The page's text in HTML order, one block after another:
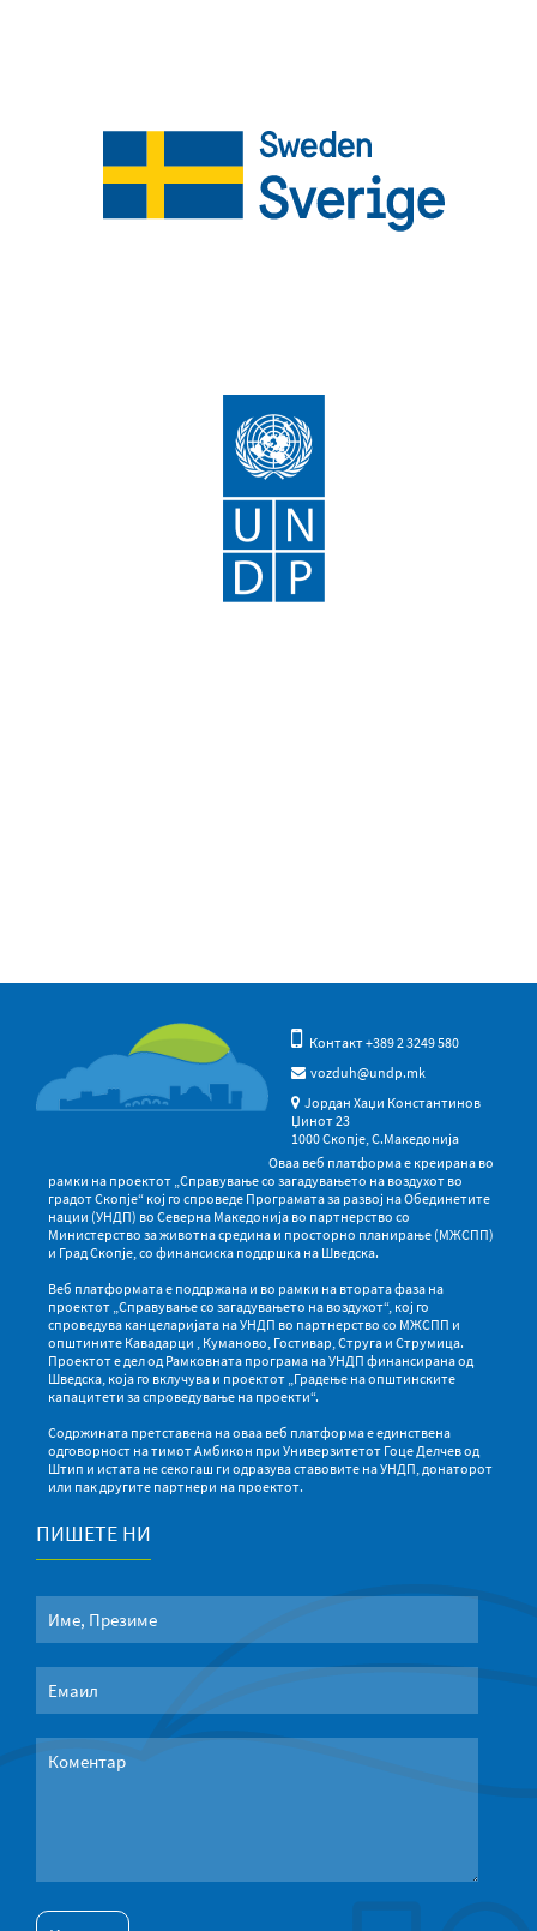
Контакт +389 2 3249 580
vozduh@undp.mk
Јордан Хаџи Константинов
Џинот 23
1000 Скопје, С.Македонија
Оваа веб платформа е креирана во
рамки на проектот „Справување со загадувањето на воздухот во
градот Скопје“ кој го спроведе Програмата за развој на Обединетите
нации (УНДП) во Северна Македонија во партнерство со
Министерство за животна средина и просторно планирање (МЖСПП)
и Град Скопје, со финансиска поддршка на Шведска.
Веб платформата е поддржана и во рамки на втората фаза на
проектот „Справување со загадувањето на воздухот“, кој го
спроведува канцеларијата на УНДП во партнерство со МЖСПП и
општините Кавадарци , Куманово, Гостивар, Струга и Струмица.
Проектот е дел од Рамковната програма на УНДП финансирана од
Шведска, која го вклучува и проектот „Градење на општинските
капацитети за спроведување на проекти“.
Содржината претставена на оваа веб платформа е единствена
одговорност на тимот Амбикон при Универзитетот Гоце Делчев од
Штип и истата не секогаш ги одразува ставовите на УНДП, донаторот
или пак другите партнери на проектот.
ПИШЕТЕ НИ